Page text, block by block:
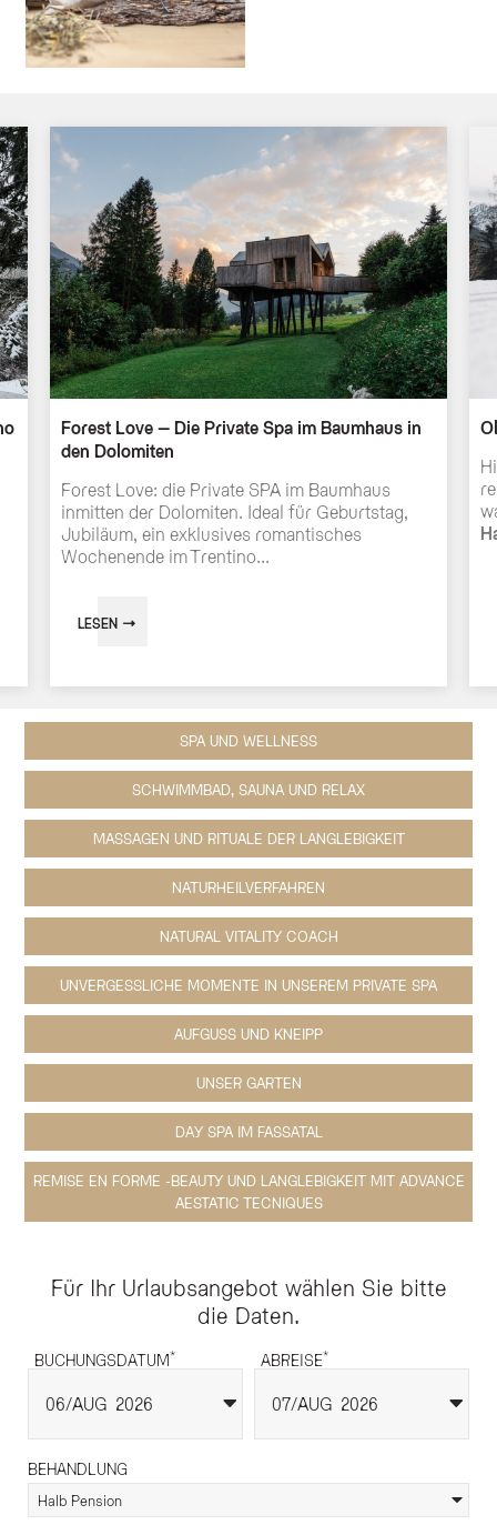
Forest Love – Die Private Spa im Baumhaus in
den Dolomiten
Forest Love: die Private SPA im Baumhaus
inmitten der Dolomiten. Ideal für Geburtstag,
Jubiläum, ein exklusives romantisches
Wochenende im Trentino...
LESEN
SPA UND WELLNESS
SCHWIMMBAD, SAUNA UND RELAX
MASSAGEN UND RITUALE DER LANGLEBIGKEIT
NATURHEILVERFAHREN
NATURAL VITALITY COACH
UNVERGESSLICHE MOMENTE IN UNSEREM PRIVATE SPA
AUFGUSS UND KNEIPP
UNSER GARTEN
DAY SPA IM FASSATAL
REMISE EN FORME -BEAUTY UND LANGLEBIGKEIT MIT ADVANCE
AESTATIC TECNIQUES
Für Ihr Urlaubsangebot wählen Sie bitte
die Daten.
BUCHUNGSDATUM*
06 AUG 2026
ABREISE*
07 AUG 2026
BEHANDLUNG
Halb Pension